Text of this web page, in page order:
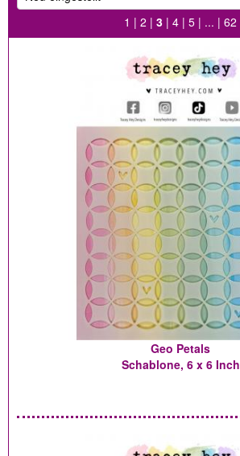
1 | 2 | 3 | 4 | 5 | ... | 62
Geo Petals
Schablone, 6 x 6 Inch